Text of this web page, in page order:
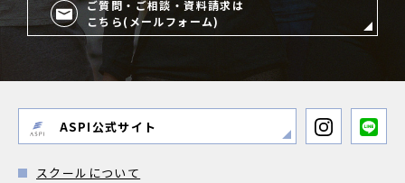
ご質問・ご相談・資料請求は
こちら(メールフォーム)
ASPI公式サイト
スクールについて